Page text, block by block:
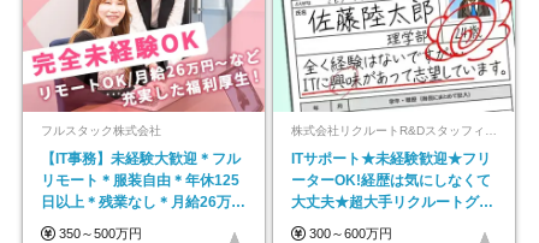
フルスタック株式会社
【IT事務】未経験大歓迎＊フル
リモート＊服装自由＊年休125
日以上＊残業なし＊月給26万円
以上
350～500万円
株式会社リクルートR&Dスタッフィング【リクルートグループ】
ITサポート★未経験歓迎★フリ
ーターOK!経歴は気にしなくて
大丈夫★超大手リクルートグル
ープの正社員/sg
300～600万円